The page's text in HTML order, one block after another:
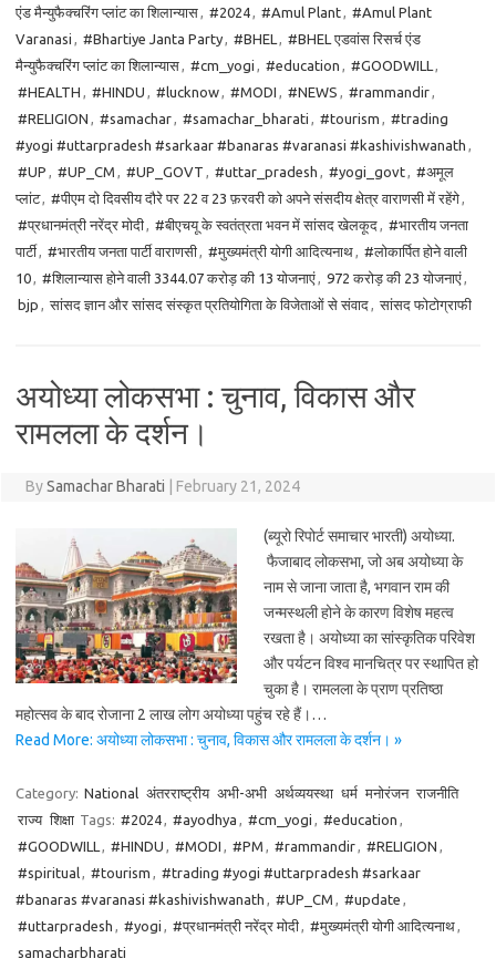
एंड मैन्युफैक्चरिंग प्लांट का शिलान्यास, #2024, #Amul Plant, #Amul Plant
Varanasi , #Bhartiye Janta Party, #BHEL , #BHEL एडवांस रिसर्च एंड
मैन्युफैक्चरिंग प्लांट का शिलान्यास, #cm_yogi , #education , #GOODWILL ,
#HEALTH , #HINDU , #lucknow, #MODI , #NEWS , #rammandir,
#RELIGION , #samachar, #samachar_bharati , #tourism , #trading
#yogi #uttarpradesh #sarkaar #banaras #varanasi #kashivishwanath ,
#UP , #UP_CM , #UP_GOVT , #uttar_pradesh , #yogi_govt, #अमूल
प्लांट, #पीएम दो दिवसीय दौरे पर 22 व 23 फ़रवरी को अपने संसदीय क्षेत्र वाराणसी में रहेंगे,
#प्रधानमंत्री नरेंद्र मोदी, #बीएचयू के स्वतंत्रता भवन में सांसद खेलकूद, #भारतीय जनता
पार्टी, #भारतीय जनता पार्टी वाराणसी, #मुख्यमंत्री योगी आदित्यनाथ, #लोकार्पित होने वाली
10, #शिलान्यास होने वाली 3344.07 करोड़ की 13 योजनाएं, 972 करोड़ की 23 योजनाएं,
bjp , सांसद ज्ञान और सांसद संस्कृत प्रतियोगिता के विजेताओं से संवाद, सांसद फोटोग्राफी
अयोध्या लोकसभा : चुनाव, विकास और
रामलला के दर्शन।
BySamachar Bharati February 21, 2024
(ब्यूरो रिपोर्ट समाचार भारती) अयोध्या.
फैजाबाद लोकसभा, जो अब अयोध्या के
नाम से जाना जाता है, भगवान राम की
जन्मस्थली होने के कारण विशेष महत्व
रखता है। अयोध्या का सांस्कृतिक परिवेश
और पर्यटन विश्व मानचित्र पर स्थापित हो
चुका है। रामलला के प्राण प्रतिष्ठा
महोत्सव के बाद रोजाना 2 लाख लोग अयोध्या पहुंच रहे हैं।…
Read More: अयोध्या लोकसभा : चुनाव, विकास और रामलला के दर्शन। »
Category: National अंतरराष्ट्रीय अभी-अभी अर्थव्ययस्था धर्म मनोरंजन राजनीति
राज्य शिक्षा Tags: #2024, #ayodhya , #cm_yogi , #education ,
#GOODWILL , #HINDU , #MODI , #PM , #rammandir, #RELIGION ,
#spiritual, #tourism , #trading #yogi #uttarpradesh #sarkaar
#banaras #varanasi #kashivishwanath , #UP_CM , #update ,
#uttarpradesh , #yogi , #प्रधानमंत्री नरेंद्र मोदी, #मुख्यमंत्री योगी आदित्यनाथ,
samacharbharati